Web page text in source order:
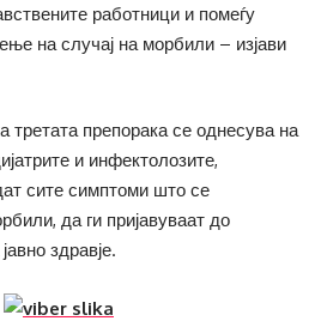
работници и помеѓу
на случај на морбили – изјави
третата препорака се однесува на
и инфектолозите,
сите симптоми што се
да ги пријавуваат до
здравје.